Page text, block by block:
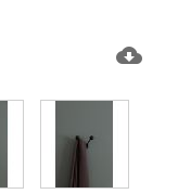
cloud_download